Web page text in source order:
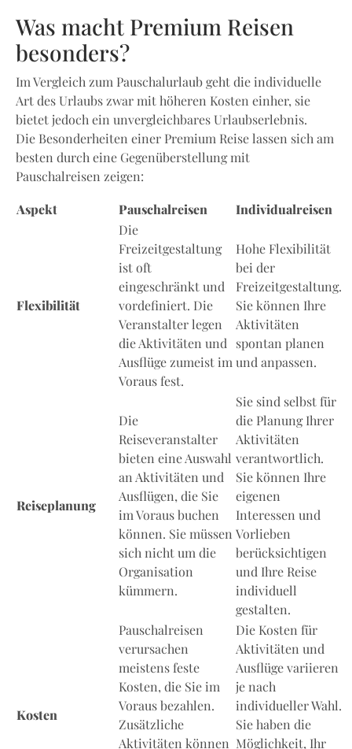
Was macht Premium Reisen
besonders?
Im Vergleich zum Pauschalurlaub geht die individuelle
Art des Urlaubs zwar mit höheren Kosten einher, sie
bietet jedoch ein unvergleichbares Urlaubserlebnis.
Die Besonderheiten einer Premium Reise lassen sich am
besten durch eine Gegenüberstellung mit
Pauschalreisen zeigen:
Aspekt Pauschalreisen Individualreisen
Flexibilität
Die
Freizeitgestaltung
ist oft
eingeschränkt und
vordefiniert. Die
Veranstalter legen
die Aktivitäten und
Ausflüge zumeist im
Voraus fest.
Hohe Flexibilität
bei der
Freizeitgestaltung.
Sie können Ihre
Aktivitäten
spontan planen
und anpassen.
Reiseplanung
Die
Reiseveranstalter
bieten eine Auswahl
an Aktivitäten und
Ausflügen, die Sie
im Voraus buchen
können. Sie müssen
sich nicht um die
Organisation
kümmern.
Sie sind selbst für
die Planung Ihrer
Aktivitäten
verantwortlich.
Sie können Ihre
eigenen
Interessen und
Vorlieben
berücksichtigen
und Ihre Reise
individuell
gestalten.
Kosten
Pauschalreisen
verursachen
meistens feste
Kosten, die Sie im
Voraus bezahlen.
Zusätzliche
Aktivitäten können
Die Kosten für
Aktivitäten und
Ausflüge variieren
je nach
individueller Wahl.
Sie haben die
Möglichkeit, Ihr